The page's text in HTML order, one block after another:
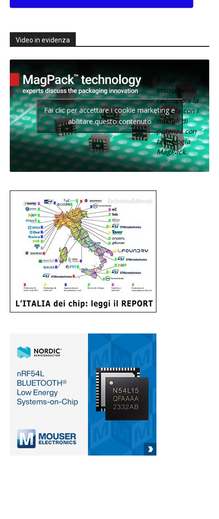
Video in evidenza
Texas
Instruments
raddoppia la
densità con i
moduli di
potenza con
tecnologia
MagPack.
Fai clic per accettare i cookie marketing e
abilitare questo contenuto